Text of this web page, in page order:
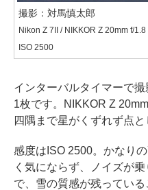
撮影：対馬慎太郎
Nikon Z 7II / NIKKOR Z 20mm f/
ISO 2500
インターバルタイマーで
1枚です。NIKKOR Z
四隅まで星がくずれず点と
感度はISO 2500。かなり
く気にならず、ノイズが
で、雪の質感が残っている